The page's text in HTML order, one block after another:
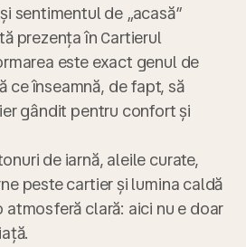
sentimentul de „acasă”
prezența înCartierul
este exact genul de
ce înseamnă, de fapt, să
gândit pentru confort și
de iarnă, aleile curate,
peste cartier și lumina caldă
atmosferă clară: aici nu e doar
.